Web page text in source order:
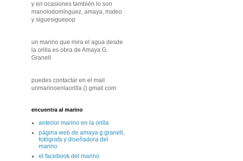
y en ocasiones también lo son
manolodomínguez, amaya, mateo
y siguesiguepop
un marino que mira el agua desde
la orilla es obra de Amaya G.
Granell
puedes contactar en el mail
unmarinoenlaorilla () gmail.com
encuentra al marino
anterior marino en la orilla
página web de amaya g.granell,
fotógrafa y diseñadora del
marino
el facebook del marino